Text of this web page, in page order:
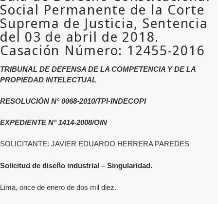
TRIBUNAL DE DEFENSA DE LA COMPETENCIA Y DE LA
PROPIEDAD INTELECTUAL
RESOLUCIÓN N° 0068-2010/TPI-INDECOPI
EXPEDIENTE N° 1414-2008/OIN
SOLICITANTE: JAVIER EDUARDO HERRERA PAREDES
Solicitud de diseño industrial – Singularidad.
Lima, once de enero de dos mil diez.